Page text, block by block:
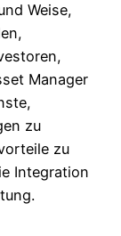
Weise,
Manager
zu
zu
Integration